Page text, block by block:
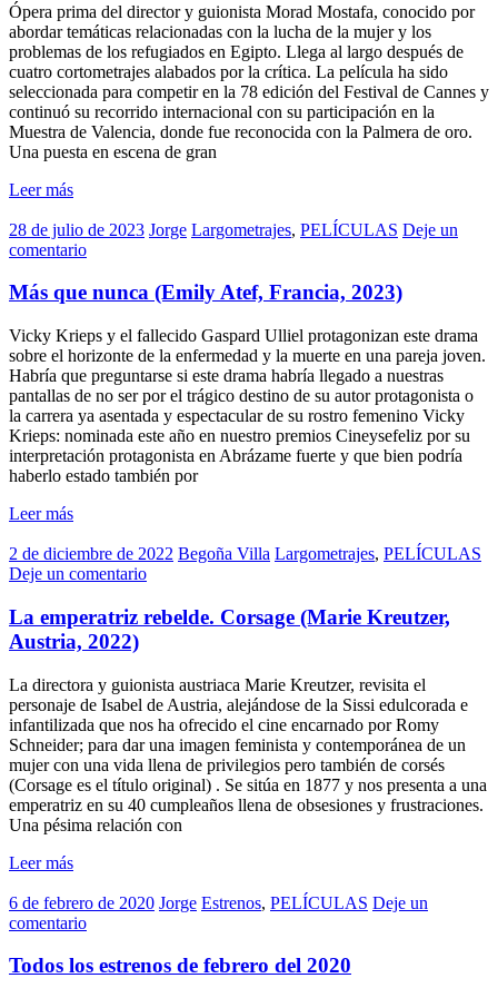
Ópera prima del director y guionista Morad Mostafa, conocido por
abordar temáticas relacionadas con la lucha de la mujer y los
problemas de los refugiados en Egipto. Llega al largo después de
cuatro cortometrajes alabados por la crítica. La película ha sido
seleccionada para competir en la 78 edición del Festival de Cannes y
continuó su recorrido internacional con su participación en la
Muestra de Valencia, donde fue reconocida con la Palmera de oro.
Una puesta en escena de gran
Leer más
28 de julio de 2023 Jorge Largometrajes, PELÍCULAS Deje un
comentario
Más que nunca (Emily Atef, Francia, 2023)
Vicky Krieps y el fallecido Gaspard Ulliel protagonizan este drama
sobre el horizonte de la enfermedad y la muerte en una pareja joven.
Habría que preguntarse si este drama habría llegado a nuestras
pantallas de no ser por el trágico destino de su autor protagonista o
la carrera ya asentada y espectacular de su rostro femenino Vicky
Krieps: nominada este año en nuestro premios Cineysefeliz por su
interpretación protagonista en Abrázame fuerte y que bien podría
haberlo estado también por
Leer más
2 de diciembre de 2022 Begoña Villa Largometrajes, PELÍCULAS
Deje un comentario
La emperatriz rebelde. Corsage (Marie Kreutzer,
Austria, 2022)
La directora y guionista austriaca Marie Kreutzer, revisita el
personaje de Isabel de Austria, alejándose de la Sissi edulcorada e
infantilizada que nos ha ofrecido el cine encarnado por Romy
Schneider; para dar una imagen feminista y contemporánea de un
mujer con una vida llena de privilegios pero también de corsés
(Corsage es el título original) . Se sitúa en 1877 y nos presenta a una
emperatriz en su 40 cumpleaños llena de obsesiones y frustraciones.
Una pésima relación con
Leer más
6 de febrero de 2020 Jorge Estrenos, PELÍCULAS Deje un
comentario
Todos los estrenos de febrero del 2020